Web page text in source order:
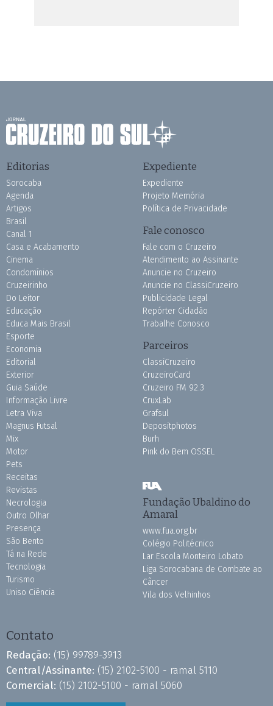
Editorias
Sorocaba
Agenda
Artigos
Brasil
Canal 1
Casa e Acabamento
Cinema
Condomínios
Cruzeirinho
Do Leitor
Educação
Educa Mais Brasil
Esporte
Economia
Editorial
Exterior
Guia Saúde
Informação Livre
Letra Viva
Magnus Futsal
Mix
Motor
Pets
Receitas
Revistas
Necrologia
Outro Olhar
Presença
São Bento
Tá na Rede
Tecnologia
Turismo
Uniso Ciência
Expediente
Expediente
Projeto Memória
Política de Privacidade
Fale conosco
Fale com o Cruzeiro
Atendimento ao Assinante
Anuncie no Cruzeiro
Anuncie no ClassiCruzeiro
Publicidade Legal
Repórter Cidadão
Trabalhe Conosco
Parceiros
ClassiCruzeiro
CruzeiroCard
Cruzeiro FM 92.3
CruxLab
Grafsul
Depositphotos
Burh
Pink do Bem OSSEL
Fundação Ubaldino do
Amaral
www.fua.org.br
Colégio Politécnico
Lar Escola Monteiro Lobato
Liga Sorocabana de Combate ao
Câncer
Vila dos Velhinhos
Contato
Redação: (15) 99789-3913
Central/Assinante: (15) 2102-5100 - ramal 5110
Comercial: (15) 2102-5100 - ramal 5060